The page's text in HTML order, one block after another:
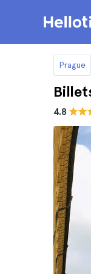
Prague
4.8